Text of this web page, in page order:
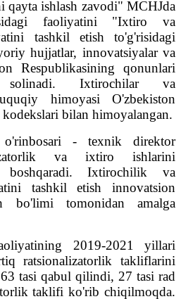
qayta ishlash zavodi" MCHJda
faoliyatini "Ixtiro va
tashkil etish to'g'risidagi
hujjatlar, innovatsiyalar va
Respublikasining qonunlari
Ixtirochilar va
himoyasi O'zbekiston
bilan himoyalangan.
- texnik direktor
va ixtiro ishlarini
boshqaradi. Ixtirochilik va
tashkil etish innovatsion
bo'limi tomonidan amalga
2019-2021 yillari
ratsionalizatorlik takliflarini
tasi qabul qilindi, 27 tasi rad
taklifi ko'rib chiqilmoqda.